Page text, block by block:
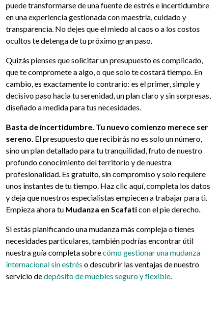
puede transformarse de una fuente de estrés e incertidumbre
en una experiencia gestionada con maestría, cuidado y
transparencia. No dejes que el miedo al caos o a los costos
ocultos te detenga de tu próximo gran paso.
Quizás pienses que solicitar un presupuesto es complicado,
que te compromete a algo, o que solo te costará tiempo. En
cambio, es exactamente lo contrario: es el primer, simple y
decisivo paso hacia tu serenidad, un plan claro y sin sorpresas,
diseñado a medida para tus necesidades.
Basta de incertidumbre. Tu nuevo comienzo merece ser
sereno. El presupuesto que recibirás no es solo un número,
sino un plan detallado para tu tranquilidad, fruto de nuestro
profundo conocimiento del territorio y de nuestra
profesionalidad. Es gratuito, sin compromiso y solo requiere
unos instantes de tu tiempo. Haz clic aquí, completa los datos
y deja que nuestros especialistas empiecen a trabajar para ti.
Empieza ahora tu Mudanza en Scafaticon el pie derecho.
Si estás planificando una mudanza más compleja o tienes
necesidades particulares, también podrías encontrar útil
nuestra guía completa sobrecómo gestionar una mudanza
internacional sin estrés o descubrir las ventajas de nuestro
servicio dedepósito de muebles seguro y flexible.